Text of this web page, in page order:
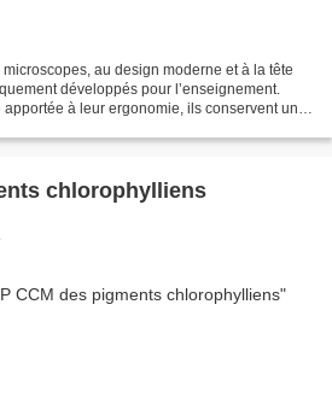
au design moderne et à la tête
développés pour l’enseignement.
apportée à leur ergonomie, ils conservent un
chlorophylliens